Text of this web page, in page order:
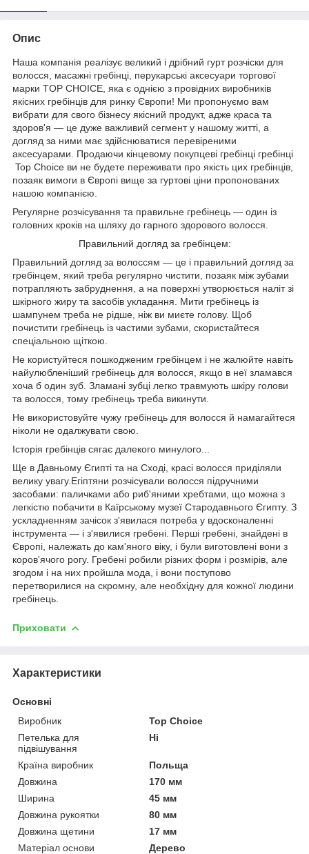
Опис
Наша компанія реалізує великий і дрібний гурт розчіски для
волосся, масажні гребінці, перукарські аксесуари торгової
марки TOP CHOICE, яка є однією з провідних виробників
якісних гребінців для ринку Європи! Ми пропонуємо вам
вибрати для свого бізнесу якісний продукт, адже краса та
здоров'я — це дуже важливий сегмент у нашому житті, а
догляд за ними має здійснюватися перевіреними
аксесуарами. Продаючи кінцевому покупцеві гребінці гребінці
Top Choice ви не будете переживати про якість цих гребінців,
позаяк вимоги в Європі вище за гуртові ціни пропонованих
нашою компанією.
Регулярне розчісування та правильне гребінець — один із
головних кроків на шляху до гарного здорового волосся.
Правильний догляд за гребінцем:
Правильний догляд за волоссям — це і правильний догляд за
гребінцем, який треба регулярно чистити, позаяк між зубами
потрапляють забруднення, а на поверхні утворюється наліт зі
шкірного жиру та засобів укладання. Мити гребінець із
шампунем треба не рідше, ніж ви миєте голову. Щоб
почистити гребінець із частими зубами, скористайтеся
спеціальною щіткою.
Не користуйтеся пошкодженим гребінцем і не жалюйте навіть
найулюбленіший гребінець для волосся, якщо в неї зламався
хоча б один зуб. Зламані зубці легко травмують шкіру голови
та волосся, тому гребінець треба викинути.
Не використовуйте чужу гребінець для волосся й намагайтеся
ніколи не одалжувати свою.
Історія гребінців сягає далекого минулого...
Ще в Давньому Єгипті та на Сході, красі волосся приділяли
велику увагу.Егіптяни розчісували волосся підручними
засобами: паличками або риб'яними хребтами, що можна з
легкістю побачити в Каїрському музеї Стародавнього Єгипту. З
ускладненням зачісок з'явилася потреба у вдосконаленні
інструмента — і з'явилися гребені. Перші гребені, знайдені в
Європі, належать до кам'яного віку, і були виготовлені вони з
коров'ячого рогу. Гребені робили різних форм і розмірів, але
згодом і на них пройшла мода, і вони поступово
перетворилися на скромну, але необхідну для кожної людини
гребінець.
Приховати
Характеристики
Основні
Виробник
Top Choice
Петелька для
підвішування
Ні
Країна виробник
Польща
Довжина
170 мм
Ширина
45 мм
Довжина рукоятки
80 мм
Довжина щетини
17 мм
Матеріал основи
Дерево